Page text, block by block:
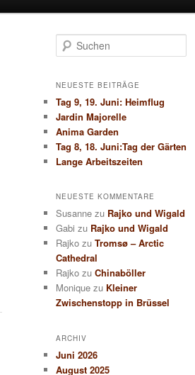
u
h
n
NEUESTE BEITRÄGE
Tag 9, 19. Juni: Heimflug
Jardin Majorelle
Anima Garden
Tag 8, 18. Juni:Tag der Gärten
Lange Arbeitszeiten
NEUESTE KOMMENTARE
Susanne zu Rajko und Wigald
Gabi zu Rajko und Wigald
Rajko zu Tromsø – Arctic
Cathedral
Rajko zu Chinaböller
Monique zu Kleiner
Zwischenstopp in Brüssel
ARCHIV
Juni 2026
August 2025